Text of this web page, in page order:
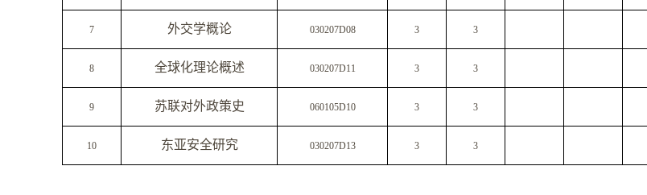
7 外交学概论 030207D08 3 3
8 全球化理论概述 030207D11 3 3
9 苏联对外政策史 060105D10 3 3
10 东亚安全研究 030207D13 3 3